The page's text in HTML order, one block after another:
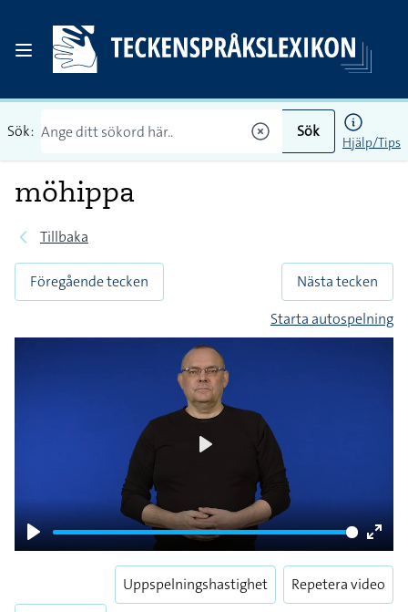
Sök: Sök
Hjälp/Tips
möhippa
Tillbaka
Föregående tecken
Nästa tecken
Starta autospelning
Play
Enter
Uppspelningshastighet Repetera video